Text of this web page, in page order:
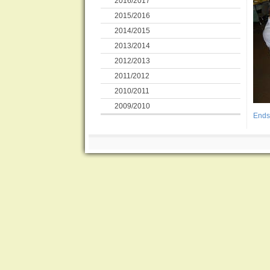
2015/2016
2014/2015
2013/2014
2012/2013
2011/2012
2010/2011
2009/2010